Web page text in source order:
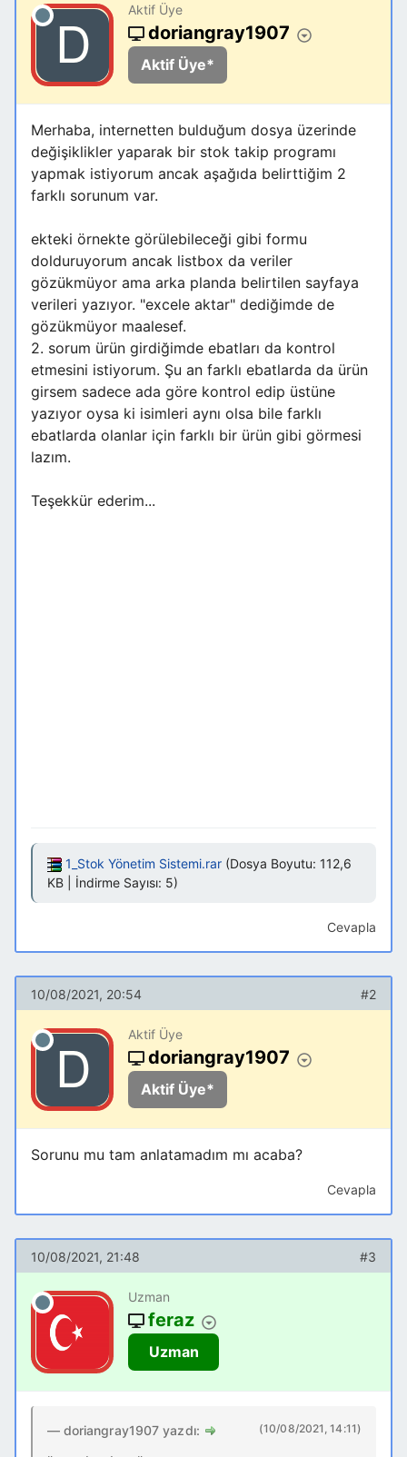
Aktif Üye
doriangray1907
Aktif Üye*
Merhaba, internetten bulduğum dosya üzerinde
değişiklikler yaparak bir stok takip programı
yapmak istiyorum ancak aşağıda belirttiğim 2
farklı sorunum var.
ekteki örnekte görülebileceği gibi formu
dolduruyorum ancak listbox da veriler
gözükmüyor ama arka planda belirtilen sayfaya
verileri yazıyor. "excele aktar" dediğimde de
gözükmüyor maalesef.
2. sorum ürün girdiğimde ebatları da kontrol
etmesini istiyorum. Şu an farklı ebatlarda da ürün
girsem sadece ada göre kontrol edip üstüne
yazıyor oysa ki isimleri aynı olsa bile farklı
ebatlarda olanlar için farklı bir ürün gibi görmesi
lazım.
Teşekkür ederim...
1_Stok Yönetim Sistemi.rar(Dosya Boyutu: 112,6
KB | İndirme Sayısı: 5)
Cevapla
10/08/2021, 20:54 #2
Aktif Üye
doriangray1907
Aktif Üye*
Sorunu mu tam anlatamadım mı acaba?
Cevapla
10/08/2021, 21:48 #3
Uzman
feraz
Uzman
(10/08/2021, 14:11)
doriangray1907 yazdı: